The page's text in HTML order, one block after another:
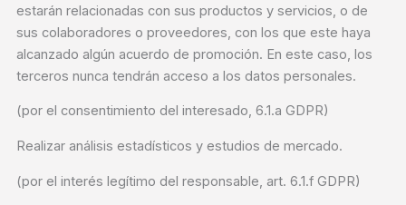
estarán relacionadas con sus productos y servicios, o de
sus colaboradores o proveedores, con los que este haya
alcanzado algún acuerdo de promoción. En este caso, los
terceros nunca tendrán acceso a los datos personales.
(por el consentimiento del interesado, 6.1.a GDPR)
Realizar análisis estadísticos y estudios de mercado.
(por el interés legítimo del responsable, art. 6.1.f GDPR)